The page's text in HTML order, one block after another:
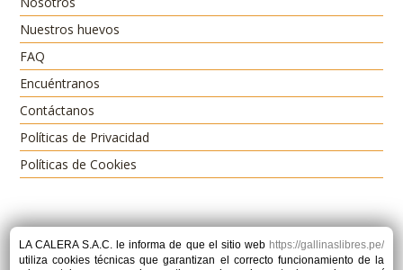
LA CALERA S.A.C. le informa de que el sitio web https://gallinaslibres.pe/
utiliza cookies técnicas que garantizan el correcto funcionamiento de la
Nuestros huevos
FAQ
Encuéntranos
Contáctanos
Políticas de Privacidad
Políticas de Cookies
Dirección